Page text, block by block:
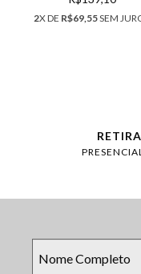
2X DE R$69,55SEM